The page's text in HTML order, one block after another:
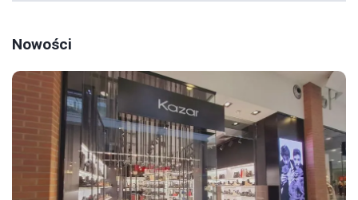
Nowości